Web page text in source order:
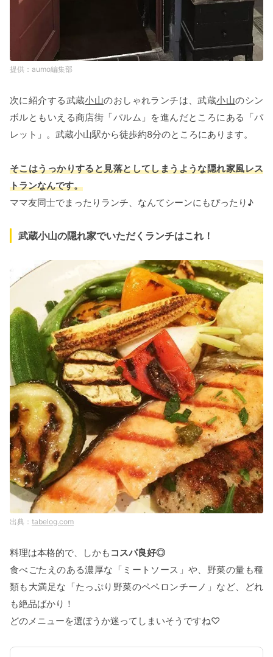
aumo編集部
次に紹介する武蔵小山のおしゃれランチは、武蔵小山のシン
ボルともいえる商店街「パルム」を進んだところにある「パ
レット」。武蔵小山駅から徒歩約8分のところにあります。
そこはうっかりすると見落としてしまうような隠れ家風レス
トランなんです。
ママ友同士でまったりランチ、なんてシーンにもぴったり♪
武蔵小山の隠れ家でいただくランチはこれ！
tabelog.com
料理は本格的で、しかも コスパ良好◎
食べごたえのある濃厚な「ミートソース」や、野菜の量も種
類も大満足な「たっぷり野菜のペペロンチーノ」など、どれ
も絶品ばかり！
どのメニューを選ぼうか迷ってしまいそうですね♡